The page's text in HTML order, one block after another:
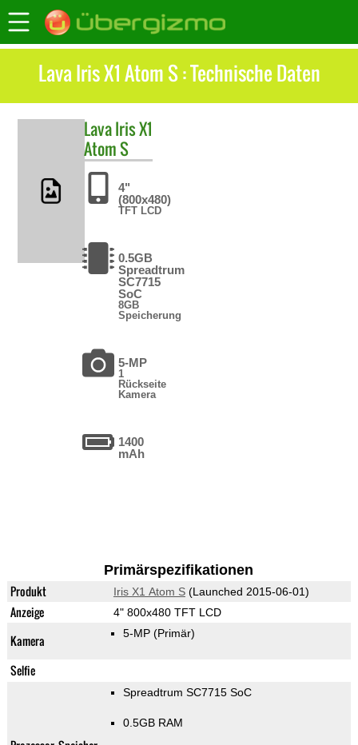
Lava Iris X1 Atom S : Technische Daten
LavaIris X1
Atom S
4"
(800x480)
TFT LCD
0.5GB
Spreadtrum
SC7715
SoC
8GB
Speicherung
5-MP
1
Rückseite
Kamera
1400
mAh
Primärspezifikationen
Produkt Iris X1 Atom S(Launched 2015-06-01)
Anzeige 4" 800x480 TFT LCD
Kamera 5-MP (Primär)
Selfie
Spreadtrum SC7715 SoC
0.5GB RAM